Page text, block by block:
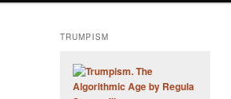
TRUMPISM